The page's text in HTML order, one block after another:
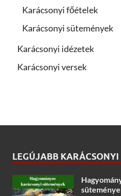
Karácsonyi főételek
Karácsonyi sütemények
Karácsonyi idézetek
Karácsonyi versek
LEGÚJABB KARÁCSONYI